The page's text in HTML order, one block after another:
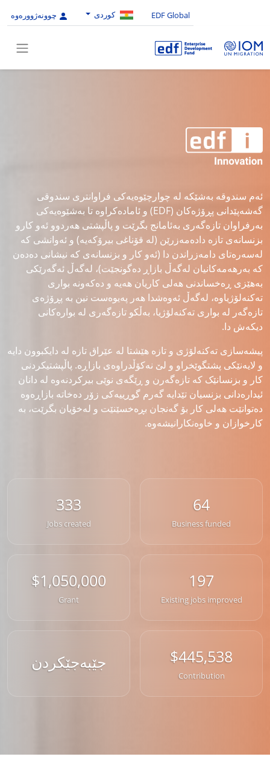
EDF Global کوردی چوونەژوورەوە
ئەم سندوقە بەشێکە لە چوارچێوەیەکی فراوانتری سندوقی
گەشەپێدانی پڕۆژەکان (EDF) و ئامادەکراوە تا بەشێوەیەکی
بەرفراوان تازەگەری بەئامانج بگرێت و پاڵپشتی هەردوو ئەو کارو
بزنسانەی تازە دادەمەزرێن (لە قۆناغی بیرۆکەیە) و ئەوانشی کە
لەسەرەتای دامەزراندن دا (ئەو کار و بزنسانەی کە نیشانی دەدەن
کە بەرهەمەکانیان لەگەڵ بازاڕ دەگونجێت)، لەگەڵ ئەگەرێکی
بەهێزی ڕەخساندنی هەلی کاریان هەیە و دەکەونە بواری
تەکنەلۆژیاوە، لەگەڵ ئەوەشدا هەر پەیوەست نین بە پڕۆژەی
تازەگەر لە بواری تەکنەلۆژیا، بەڵکو تازەگەری لە بوارەکانی
دیکەش دا.
پیشەسازی تەکنەلۆژی و تازە هێشتا لە عێراق تازە لە دایکبوون دایە
و لایەنێکی پشتگوێخراو و لێ نەکۆڵدراوەی بازاڕە. پاڵپشتیکردنی
کار و بزنسانێک کە تازەگەرن و ڕێگەی نوێی بیرکردنەوە لە دانان
ئیدارەدانی بزنسیان تێدایە گەرم گوڕییەکی زۆر دەخاتە بازاڕەوە
دەتوانێت هەلی کار بۆ گەنجان بڕەخسێنێت و لەخۆیان بگرێت، بە
کارخوازان و خاوەنکارانیشەوە.
64
Business funded
333
Jobs created
197
Existing jobs improved
$1,050,000
Grant
$445,538
Contribution
جێبەجێکردن